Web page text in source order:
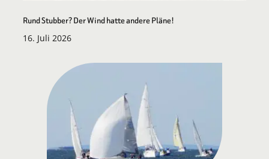
Rund Stubber? Der Wind hatte andere Pläne!
16. Juli 2026